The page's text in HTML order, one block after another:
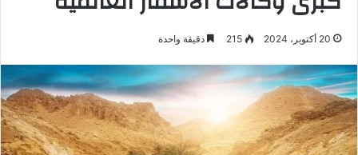
20 أكتوبر، 2024 215 دقيقة واحدة